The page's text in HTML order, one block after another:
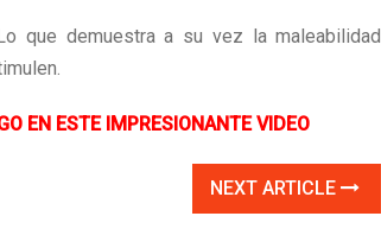
que demuestra a su vez la maleabilidad
EN ESTE IMPRESIONANTE VIDEO
NEXT ARTICLE